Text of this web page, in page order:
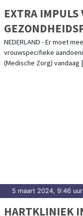
EXTRA IMPULS
VROUWEN
NEDERLAND - Er moet
vrouwspecifieke
(Medische Zorg) vandaag
5 maart 2024, 9:46 uur
HARTKLINIEK